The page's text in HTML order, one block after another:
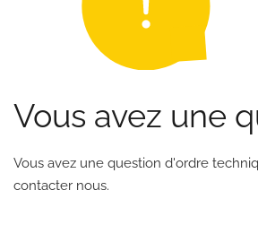
Vous avez une
Vous avez une question d'ordre
contacter nous.